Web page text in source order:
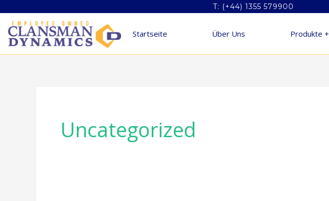
Inhalt
springen
T: (+44) 1355 579900
Startseite Über Uns Produkte +
Uncategorized